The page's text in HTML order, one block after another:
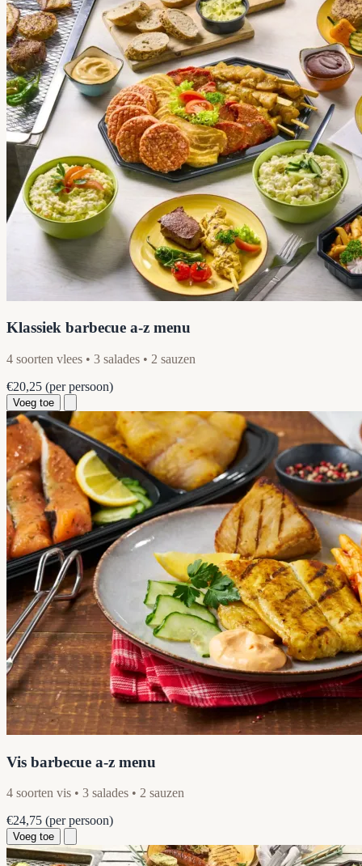
Klassiek barbecue a-z menu
4 soorten vlees • 3 salades • 2 sauzen
€20,25 (per persoon)
Voeg toe
Vis barbecue a-z menu
4 soorten vis • 3 salades • 2 sauzen
€24,75 (per persoon)
Voeg toe